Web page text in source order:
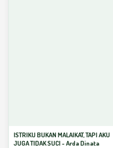
ISTRIKU BUKAN MALAIKAT, TAPI AKU
JUGA TIDAK SUCI - Arda Dinata